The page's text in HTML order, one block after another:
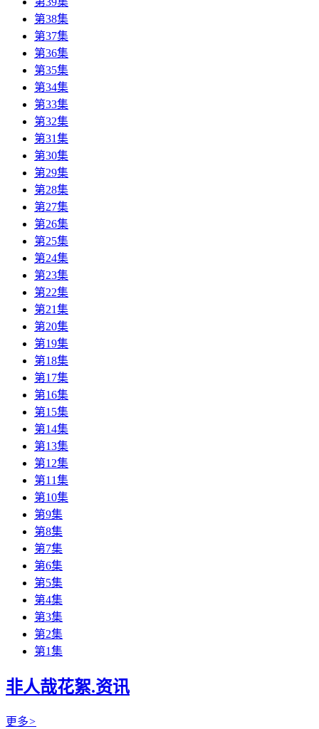
第38集
第37集
第36集
第35集
第34集
第33集
第32集
第31集
第30集
第29集
第28集
第27集
第26集
第25集
第24集
第23集
第22集
第21集
第20集
第19集
第18集
第17集
第16集
第15集
第14集
第13集
第12集
第11集
第10集
第9集
第8集
第7集
第6集
第5集
第4集
第3集
第2集
第1集
非人哉花絮.资讯
更多>